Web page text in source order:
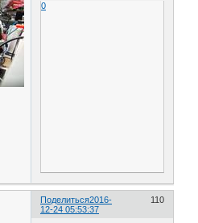
0
Поделиться 110
2016-
12-24 05:53:37